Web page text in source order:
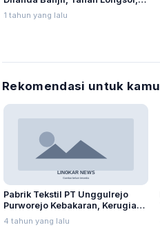
dan Angin Kencang
1 tahun yang lalu
Rekomendasi untuk kamu
Pabrik Tekstil PT Unggulrejo
Purworejo Kebakaran, Kerugian
Capai Puluhan Juta Rupiah
4 tahun yang lalu